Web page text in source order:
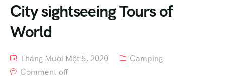
City sightseeing Tours of
World
Tháng Mười Một 5, 2020
Camping
Comment off